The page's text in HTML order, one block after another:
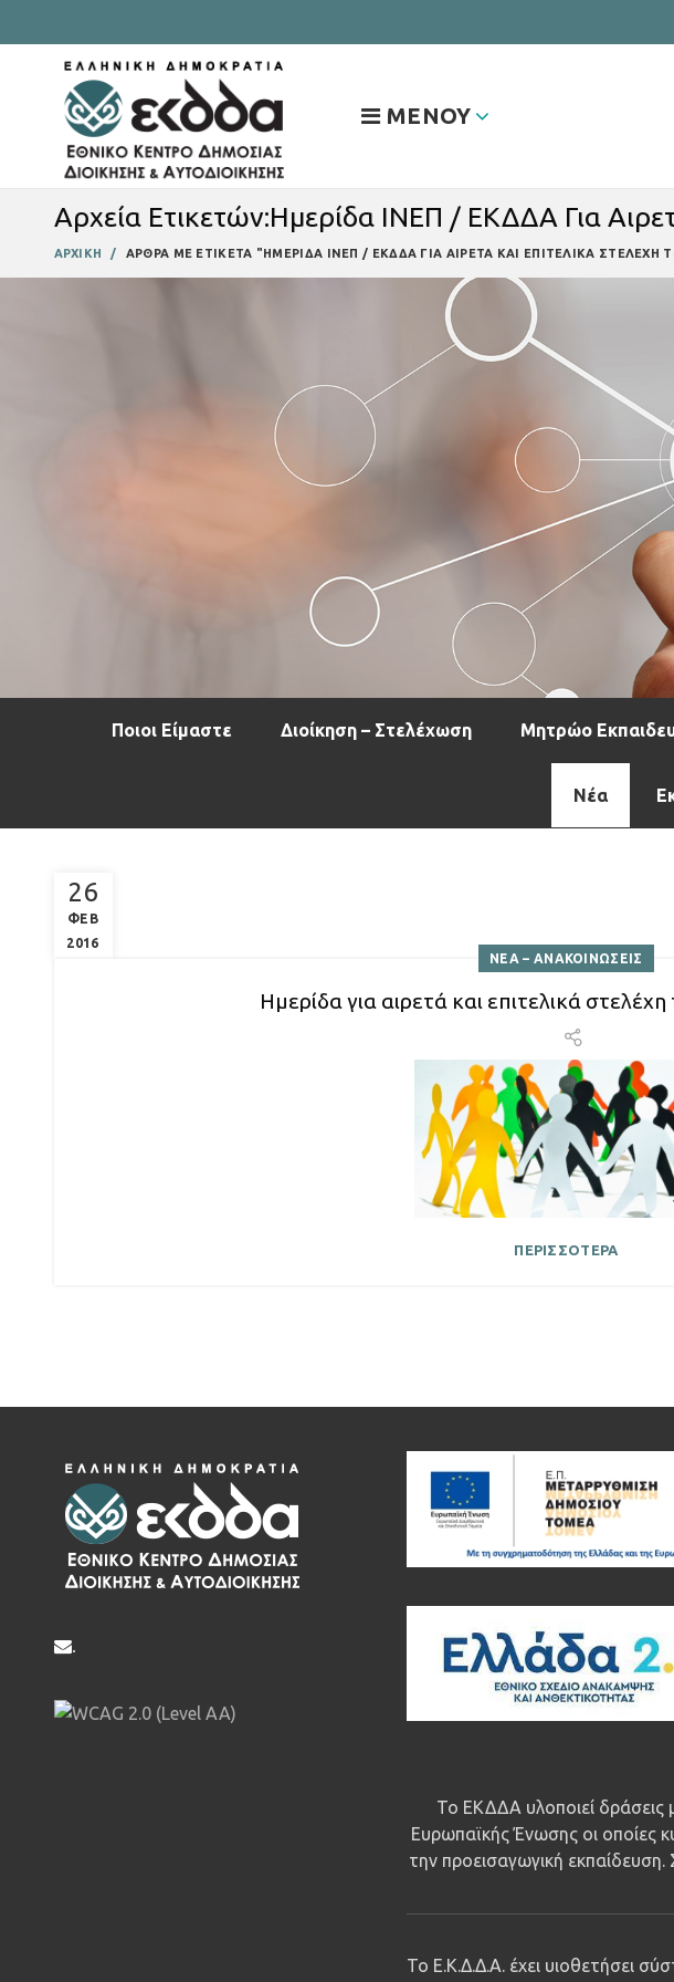
ΜΕΝΟΥ
Αρχεία Ετικετών:Ημερίδα ΙΝΕΠ / ΕΚΔΔΑ Για
ΑΡΧΙΚΗ ΑΡΘΡΑ ΜΕ ΕΤΙΚΕΤΑ "ΗΜΕΡΙΔΑ ΙΝΕΠ / ΕΚΔΔΑ ΓΙΑ ΑΙΡΕΤΑ ΚΑΙ ΕΠΙΤΕΛΙΚΑ ΣΤΕΛΕΧΗ
Ποιοι Είμαστε Διοίκηση – Στελέχωση Μητρώο
Νέα
26
ΦΕΒ
2016
ΝΕΑ – ΑΝΑΚΟΙΝΩΣΕΙΣ
Ημερίδα για αιρετά και επιτελικά
ΠΕΡΙΣΣΟΤΕΡΑ
.
Το ΕΚΔΔΑ υλοποιεί
Ευρωπαϊκής Ένωσης οι οποίες
την προεισαγωγική εκπαίδευση.
Το Ε.Κ.Δ.Δ.Α. έχει υιοθετήσει